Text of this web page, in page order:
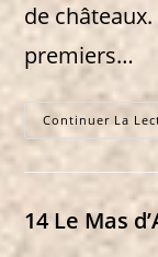
de
premiers…
Continuer La
14 Le Mas